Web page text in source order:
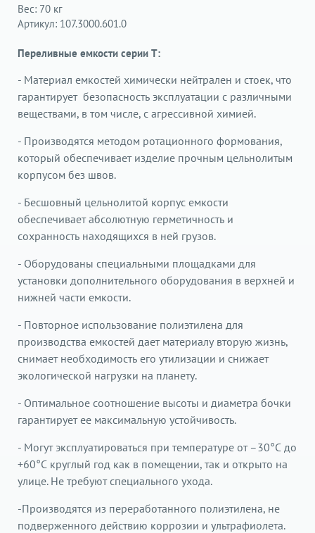
Вес: 70 кг
Артикул: 107.3000.601.0
Переливные емкости серии T:
- Материал емкостей химически нейтрален и стоек, что
гарантирует безопасность эксплуатации с различными
веществами, в том числе, с агрессивной химией.
- Производятся методом ротационного формования,
который обеспечивает изделие прочным цельнолитым
корпусом без швов.
- Бесшовный цельнолитой корпус емкости
обеспечивает абсолютную герметичность и
сохранность находящихся в ней грузов.
- Оборудованы специальными площадками для
установки дополнительного оборудования в верхней и
нижней части емкости.
- Повторное использование полиэтилена для
производства емкостей дает материалу вторую жизнь,
снимает необходимость его утилизации и снижает
экологической нагрузки на планету.
- Оптимальное соотношение высоты и диаметра бочки
гарантирует ее максимальную устойчивость.
- Могут эксплуатироваться при температуре от –30°С до
+60°С круглый год как в помещении, так и открыто на
улице. Не требуют специального ухода.
-Производятся из переработанного полиэтилена, не
подверженного действию коррозии и ультрафиолета.